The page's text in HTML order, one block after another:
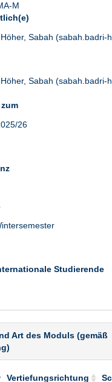
M
Sabah (sabah.badri-
Sabah (sabah.badri-
26
Studierende
Art des Moduls (gemäß
Vertiefungsrichtung